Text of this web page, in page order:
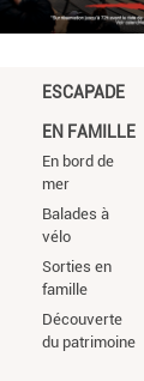
ESCAPADE
EN FAMILLE
En bord de
mer
Balades à
vélo
Sorties en
famille
Découverte
du patrimoine